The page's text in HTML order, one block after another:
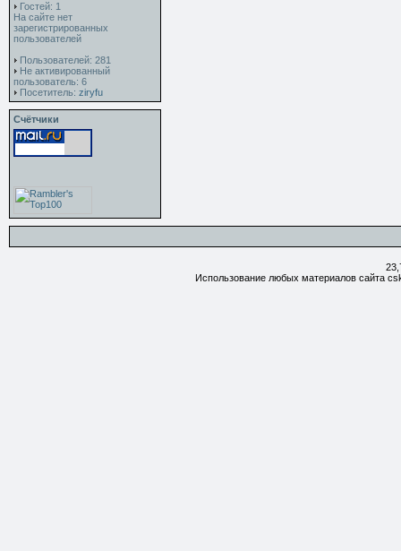
Гостей: 1
На сайте нет
зарегистрированных
пользователей
Пользователей: 281
Не активированный
пользователь: 6
Посетитель: ziryfu
Счётчики
Использование любых материалов сайта